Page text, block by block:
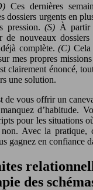
Ces dernières
dossiers urgents en
pression.(S) À partir
de nouveaux
complète.(C) Cela
mes propres
clairement énoncé,
une solution.
de vous offrir un
d’habitude.
pour les situations
Avec la pratique,
gagnez en confiance
des